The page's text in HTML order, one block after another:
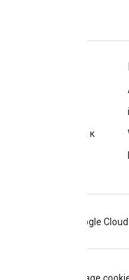
доступа к
Google